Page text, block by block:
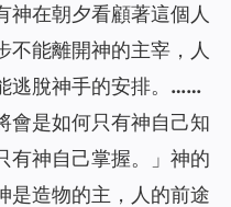
神在朝夕看顧著這個人
不能離開神的主宰，人
逃脫神手的安排。……
會是如何只有神自己知
神自己掌握。
」神的
是造物的主，人的前途